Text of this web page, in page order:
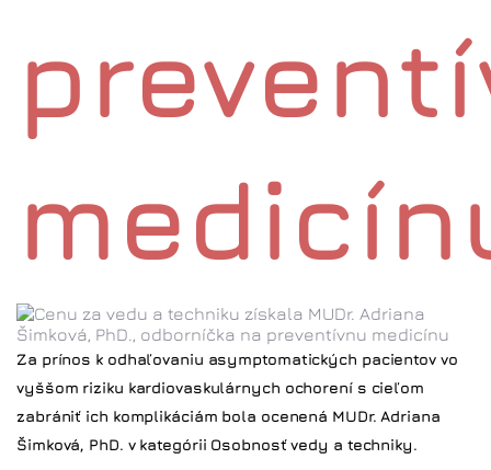
Za prínos k odhaľovaniu asymptomatických pacientov vo
vyššom riziku kardiovaskulárnych ochorení s cieľom
zabrániť ich komplikáciám bola ocenená MUDr. Adriana
Šimková, PhD. v kategórii Osobnosť vedy a techniky.